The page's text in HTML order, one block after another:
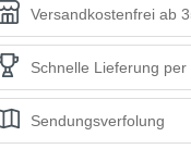
Versandkostenfrei ab
Schnelle Lieferung per
Sendungsverfolung